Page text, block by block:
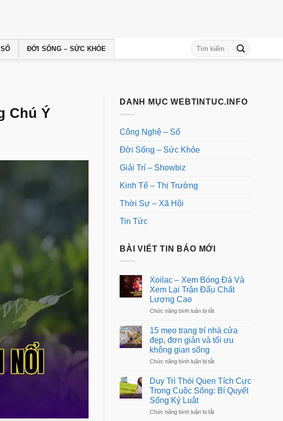
ĐỜI SỐNG – SỨC KHỎE
Chú Ý
DANH MỤC WEBTINTUC.INFO
Công Nghệ – Số
Đời Sống – Sức Khỏe
Giải Trí – Showbiz
Kinh Tế – Thị Trường
Thời Sự – Xã Hội
Tin Tức
BÀI VIẾT TIN BÁO MỚI
Xoilac – Xem Bóng Đá Và
Xem Lại Trận Đấu Chất
Lượng Cao
Chức năng bình luận bị tắtở
Xem
Bóng
Xem
Trận
Đấu
Chất
Cao
15 mẹo trang trí nhà cửa
đẹp, đơn giản và tối ưu
không gian sống
Chức năng bình luận bị tắtở
mẹo
trang
trí
đẹp,
Duy Trì Thói Quen Tích Cực
Trong Cuộc Sống: Bí Quyết
Sống Kỷ Luật
Chức năng bình luận bị tắtở